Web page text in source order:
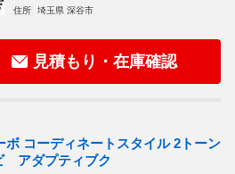
住所
埼玉県 深谷市
見積もり・在庫確認
ボ コーディネートスタイル 2トーン
アダプティブク